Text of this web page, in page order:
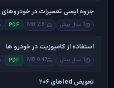
جزوه ایمنی تعمیرات در خودروهای
1 سال پیش 2.81 MB
PDF
استفاده از کامپوزیت در خودرو ها
1 سال پیش 0.47 MB
PDF
تعویض ledهای ۲۰۶